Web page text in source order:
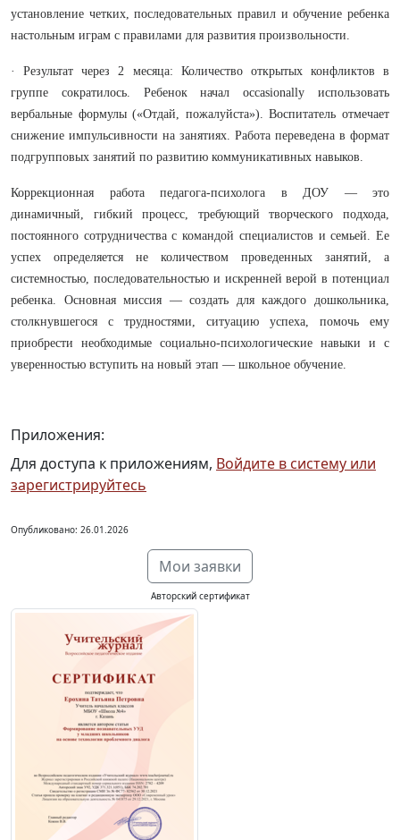
установление четких, последовательных правил и обучение ребенка
настольным играм с правилами для развития произвольности.
· Результат через 2 месяца: Количество открытых конфликтов в
группе сократилось. Ребенок начал occasionally использовать
вербальные формулы («Отдай, пожалуйста»). Воспитатель отмечает
снижение импульсивности на занятиях. Работа переведена в формат
подгрупповых занятий по развитию коммуникативных навыков.
Коррекционная работа педагога-психолога в ДОУ — это
динамичный, гибкий процесс, требующий творческого подхода,
постоянного сотрудничества с командой специалистов и семьей. Ее
успех определяется не количеством проведенных занятий, а
системностью, последовательностью и искренней верой в потенциал
ребенка. Основная миссия — создать для каждого дошкольника,
столкнувшегося с трудностями, ситуацию успеха, помочь ему
приобрести необходимые социально-психологические навыки и с
уверенностью вступить на новый этап — школьное обучение.
Приложения:
Для доступа к приложениям, Войдите в систему или
зарегистрируйтесь
Опубликовано: 26.01.2026
Мои заявки
Авторский сертификат